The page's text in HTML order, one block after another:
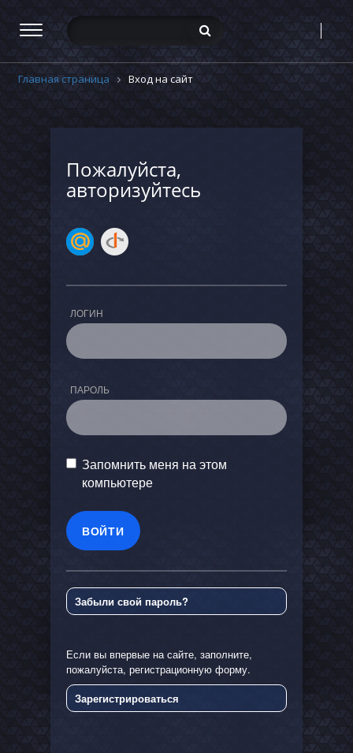
Главная страница Вход на сайт
Пожалуйста,
авторизуйтесь
ЛОГИН
ПАРОЛЬ
Запомнить меня на этом
компьютере
Забыли свой пароль?
Если вы впервые на сайте, заполните,
пожалуйста, регистрационную форму.
Зарегистрироваться